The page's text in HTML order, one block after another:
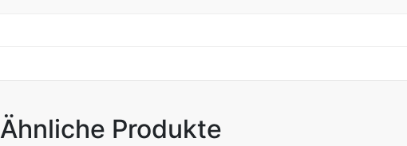
Ähnliche Produkte